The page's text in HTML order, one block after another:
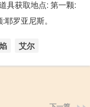
具获取地点: 第一颗:
罗亚尼斯。
艾尔